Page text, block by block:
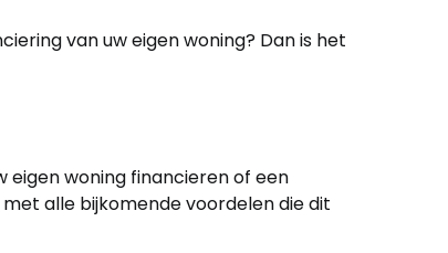
van uw eigen woning? Dan is het
eigen woning financieren of een
alle bijkomende voordelen die dit